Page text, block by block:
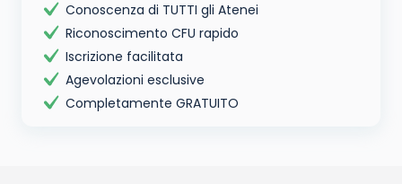
Conoscenza di TUTTI gli Atenei
Riconoscimento CFU rapido
Iscrizione facilitata
Agevolazioni esclusive
Completamente GRATUITO